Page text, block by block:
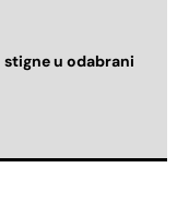
stigne u odabrani